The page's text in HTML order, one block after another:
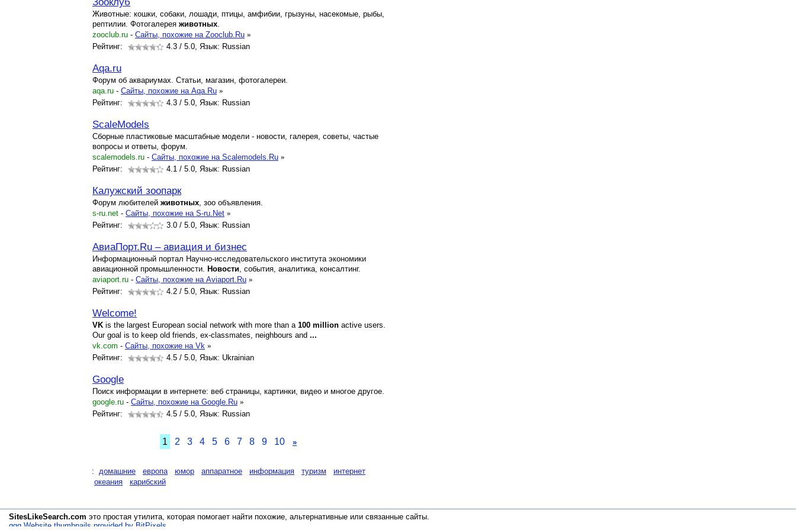
Животные: кошки, собаки, лошади, птицы, амфибии, грызуны, насекомые, рыбы,
рептилии. Фотогалерея животных.
zooclub.ru - Cайты, похожие на Zooclub.Ru »
Рейтинг:
4.3 / 5.0, Язык: Russian
Aqa.ru
Форум об аквариумах. Статьи, магазин, фотогалереи.
aqa.ru - Cайты, похожие на Aqa.Ru »
Рейтинг:
4.3 / 5.0, Язык: Russian
ScaleModels
Сборные пластиковые масштабные модели - новости, галерея, советы, частые
вопросы и ответы, форум.
scalemodels.ru - Cайты, похожие на Scalemodels.Ru »
Рейтинг:
4.1 / 5.0, Язык: Russian
Калужский зоопарк
Форум любителей животных, зоо объявления.
s-ru.net - Cайты, похожие на S-ru.Net »
Рейтинг:
3.0 / 5.0, Язык: Russian
АвиаПорт.Ru – авиация и бизнес
Информационный портал Научно-исследовательского института экономики
авиационной промышленности. Новости, события, аналитика, консалтинг.
aviaport.ru - Cайты, похожие на Aviaport.Ru »
Рейтинг:
4.2 / 5.0, Язык: Russian
Welcome!
VK is the largest European social network with more than a 100 million active users.
Our goal is to keep old friends, ex-classmates, neighbours and ...
vk.com - Cайты, похожие на Vk »
Рейтинг:
4.5 / 5.0, Язык: Ukrainian
Google
Поиск информации в интернете: веб страницы, картинки, видео и многое другое.
google.ru - Cайты, похожие на Google.Ru »
Рейтинг:
4.5 / 5.0, Язык: Russian
1 2 3 4 5 6 7 8 9 10 »
: домашние европа юмор аппаратное информация туризм
интернет
океания
карибский
SitesLikeSearch.com это простая утилита, которая помогает найти похожие, альтернативные или связанные сайты.
qqq Website thumbnails provided by BitPixels